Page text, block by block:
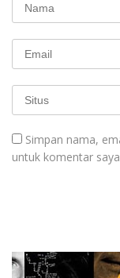
Simpan nama,
untuk komentar